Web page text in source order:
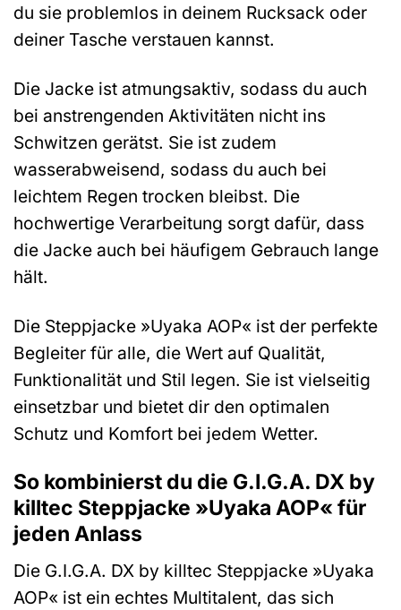
du sie problemlos in deinem Rucksack oder
deiner Tasche verstauen kannst.
Die Jacke ist atmungsaktiv, sodass du auch
bei anstrengenden Aktivitäten nicht ins
Schwitzen gerätst. Sie ist zudem
wasserabweisend, sodass du auch bei
leichtem Regen trocken bleibst. Die
hochwertige Verarbeitung sorgt dafür, dass
die Jacke auch bei häufigem Gebrauch lange
hält.
Die Steppjacke »Uyaka AOP« ist der perfekte
Begleiter für alle, die Wert auf Qualität,
Funktionalität und Stil legen. Sie ist vielseitig
einsetzbar und bietet dir den optimalen
Schutz und Komfort bei jedem Wetter.
So kombinierst du die G.I.G.A. DX by
killtec Steppjacke »Uyaka AOP« für
jeden Anlass
Die G.I.G.A. DX by killtec Steppjacke »Uyaka
AOP« ist ein echtes Multitalent, das sich